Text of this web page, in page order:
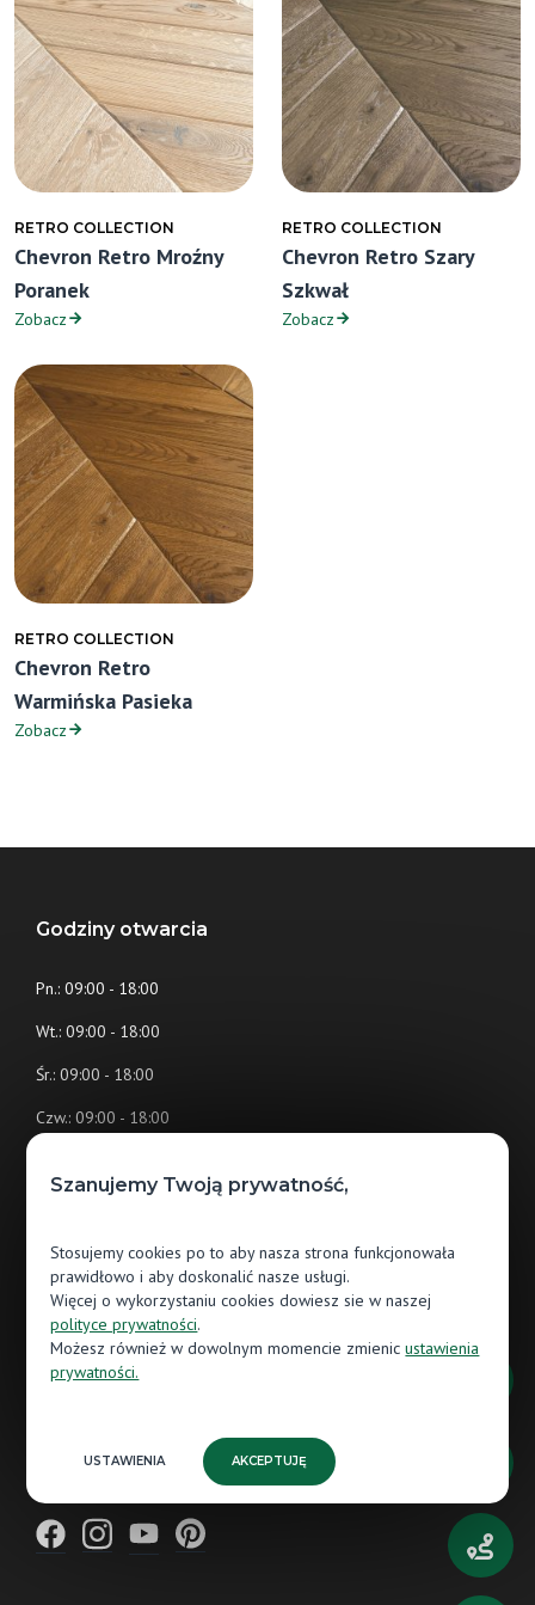
RETRO COLLECTION
Chevron Retro Mroźny
Poranek
Zobacz
RETRO COLLECTION
Chevron Retro Szary
Szkwał
Zobacz
RETRO COLLECTION
Chevron Retro
Warmińska Pasieka
Zobacz
Godziny otwarcia
Pn.: 09:00 - 18:00
Wt.: 09:00 - 18:00
Śr.: 09:00 - 18:00
Czw.: 09:00 - 18:00
SQ Business Center
ul. Stacyjna 1/1
53-613 Wrocław
wroclaw.jaworparkiet@gmail.com
Szanujemy Twoją prywatność,
Stosujemy cookies po to aby nasza strona funkcjonowała
prawidłowo i aby doskonalić nasze usługi.
Więcej o wykorzystaniu cookies dowiesz sie w naszej
polityce prywatności.
Możesz również w dowolnym momencie zmienicustawienia
prywatności.
USTAWIENIA AKCEPTUJĘ